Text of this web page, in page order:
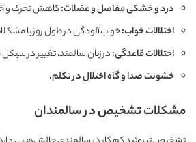
درد و خشکی مفاصل و عضلات:کاهش تحرک و
اختلالات خواب:خواب‌آلودگی در طول روز یا
اختلالات قاعدگی:در زنان سالمند، تغییر در
خشونت صدا و گاه اختلال در تکلم.
مشکلات تشخیص در سالمندان